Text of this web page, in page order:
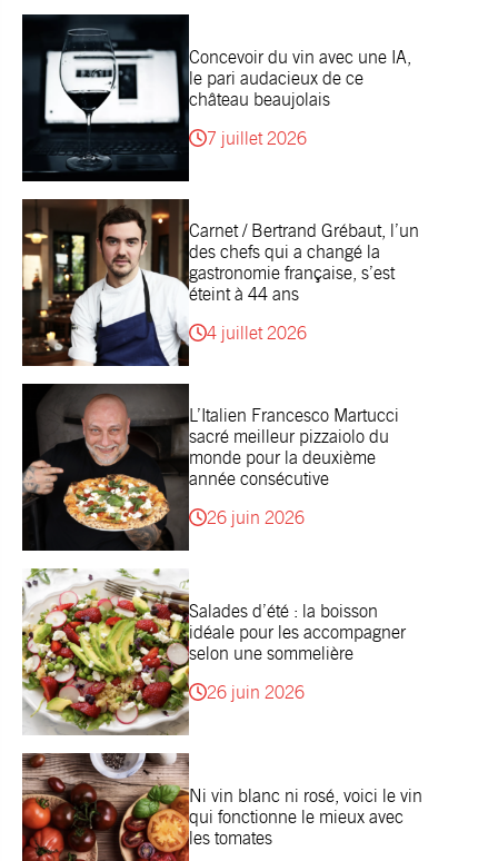
Concevoir du vin avec une IA,
le pari audacieux de ce
château beaujolais
7 juillet 2026
Carnet / Bertrand Grébaut, l’un
des chefs qui a changé la
gastronomie française, s’est
éteint à 44 ans
4 juillet 2026
L’Italien Francesco Martucci
sacré meilleur pizzaiolo du
monde pour la deuxième
année consécutive
26 juin 2026
Salades d’été : la boisson
idéale pour les accompagner
selon une sommelière
26 juin 2026
Ni vin blanc ni rosé, voici le vin
qui fonctionne le mieux avec
les tomates